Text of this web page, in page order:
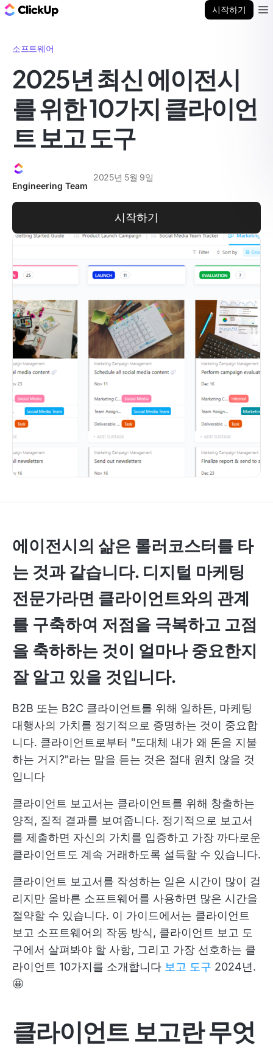
시작하기
소프트웨어
2025년 최신 에이전시
를 위한 10가지 클라이언
트 보고 도구
Engineering Team
2025년 5월 9일
시작하기
에이전시의 삶은 롤러코스터를 타
는 것과 같습니다. 디지털 마케팅
전문가라면 클라이언트와의 관계
를 구축하여 저점을 극복하고 고점
을 축하하는 것이 얼마나 중요한지
잘 알고 있을 것입니다.
B2B 또는 B2C 클라이언트를 위해 일하든, 마케팅
대행사의 가치를 정기적으로 증명하는 것이 중요합
니다. 클라이언트로부터 "도대체 내가 왜 돈을 지불
하는 거지?"라는 말을 듣는 것은 절대 원치 않을 것
입니다
클라이언트 보고서는 클라이언트를 위해 창출하는
양적, 질적 결과를 보여줍니다. 정기적으로 보고서
를 제출하면 자신의 가치를 입증하고 가장 까다로운
클라이언트도 계속 거래하도록 설득할 수 있습니다.
클라이언트 보고서를 작성하는 일은 시간이 많이 걸
리지만 올바른 소프트웨어를 사용하면 많은 시간을
절약할 수 있습니다. 이 가이드에서는 클라이언트
보고 소프트웨어의 작동 방식, 클라이언트 보고 도
구에서 살펴봐야 할 사항, 그리고 가장 선호하는 클
라이언트 10가지를 소개합니다 보고 도구 2024년.
🤩
클라이언트 보고란 무엇